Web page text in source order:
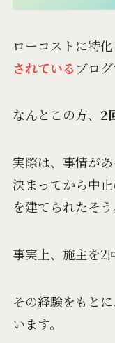
ローコストに特化
されているブログ
なんとこの方、 2
実際は、事情が
決まってから中
を建てられたそう
事実上、施主を2
その経験をもとに
います。